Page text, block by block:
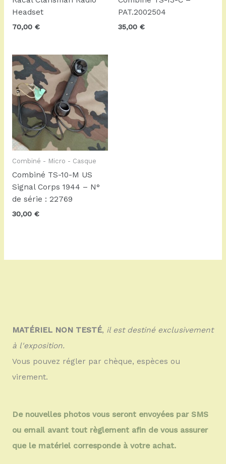
Headset
70,00 €
PAT.2002504
35,00 €
Combiné - Micro - Casque
Combiné TS-10-M US
Signal Corps 1944 – N°
de série : 22769
30,00 €
MATÉRIEL NON TESTÉ, il est destiné exclusivement
à l'exposition.
Vous pouvez régler par chèque, espèces ou
virement.
De nouvelles photos vous seront envoyées par SMS
ou email avant tout règlement afin de vous assurer
que le matériel corresponde à votre achat.